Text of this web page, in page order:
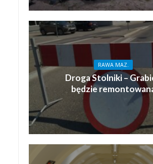
RAWA MAZ.
Droga Stolniki –
będzie